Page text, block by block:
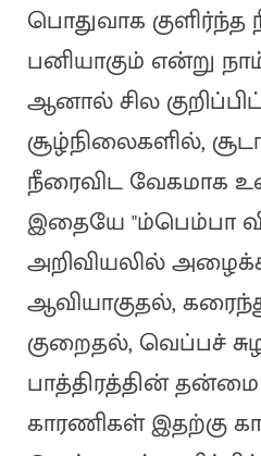
பொதுவாக குளிர்ந்த
பனியாகும் என்று
ஆனால் சில
சூழ்நிலைகளில்,
நீரைவிட வேகமாக
இதையே "ம்பெம்பா
அறிவியலில்
ஆவியாகுதல்,
குறைதல், வெப்பச்
பாத்திரத்தின்
காரணிகள் இதற்கு